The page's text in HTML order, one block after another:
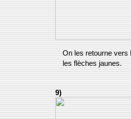
On les retourne vers
les flèches jaunes.
9)